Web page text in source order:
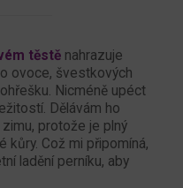
těstě nahrazuje
ovoce, švestkových
Nicméně upéct
Dělávám ho
protože je plný
kůry. Což mi připomíná,
ladění perníku, aby